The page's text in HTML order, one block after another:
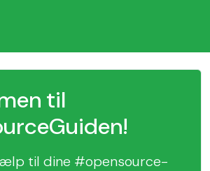
til
til dine #opensource-